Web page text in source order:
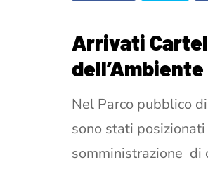
Arrivati
dell’Ambiente
Nel Parco pubblico
sono stati
somministrazione di